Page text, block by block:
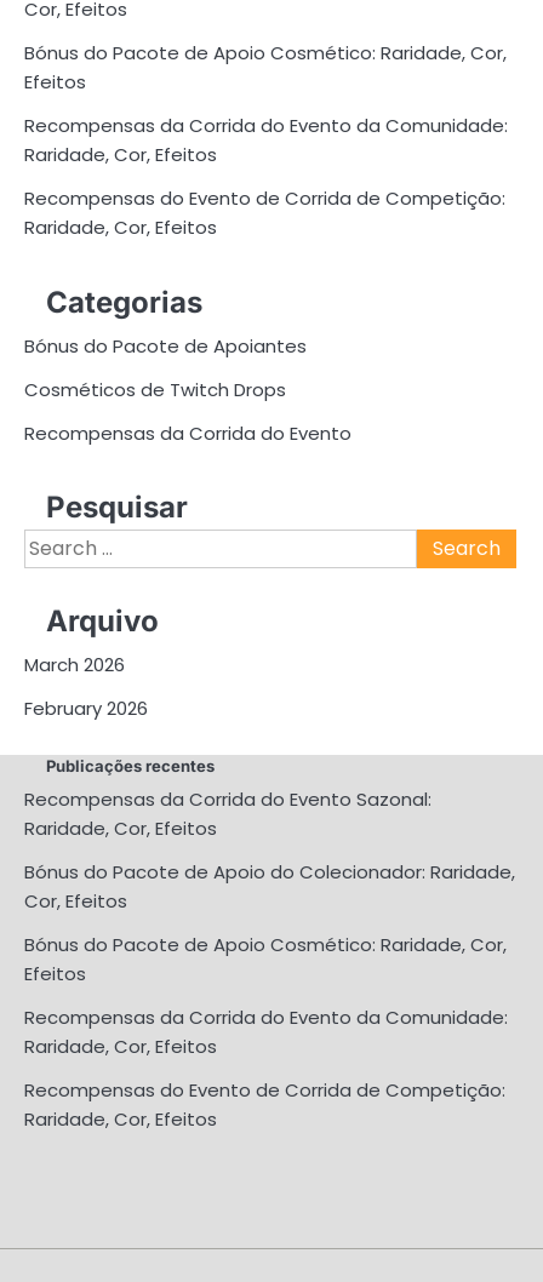
Cor, Efeitos
Bónus do Pacote de Apoio Cosmético: Raridade, Cor,
Efeitos
Recompensas da Corrida do Evento da Comunidade:
Raridade, Cor, Efeitos
Recompensas do Evento de Corrida de Competição:
Raridade, Cor, Efeitos
Categorias
Bónus do Pacote de Apoiantes
Cosméticos de Twitch Drops
Recompensas da Corrida do Evento
Pesquisar
Search
for:
Arquivo
March 2026
February 2026
Publicações recentes
Recompensas da Corrida do Evento Sazonal:
Raridade, Cor, Efeitos
Bónus do Pacote de Apoio do Colecionador: Raridade,
Cor, Efeitos
Bónus do Pacote de Apoio Cosmético: Raridade, Cor,
Efeitos
Recompensas da Corrida do Evento da Comunidade:
Raridade, Cor, Efeitos
Recompensas do Evento de Corrida de Competição:
Raridade, Cor, Efeitos